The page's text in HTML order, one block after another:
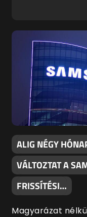
ALIG NÉGY
VÁLTOZTAT A
FRISSÍTÉSI…
Magyarázat